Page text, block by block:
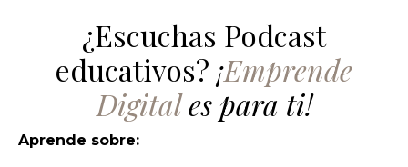
¿Escuchas Podcast
educativos? ¡Emprende
Digitales para ti!
Aprende sobre: